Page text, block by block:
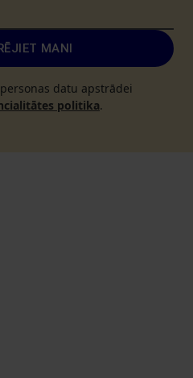
MANI
datu apstrādei
politika.